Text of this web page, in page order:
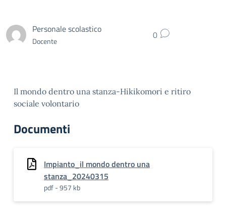
Personale scolastico
Docente 0
Il mondo dentro una stanza-Hikikomori e ritiro
sociale volontario
Documenti
Impianto_il mondo dentro una
stanza_20240315
pdf - 957 kb